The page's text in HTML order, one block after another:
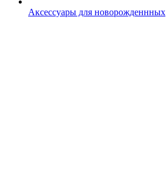
Аксессуары для новорожденнных